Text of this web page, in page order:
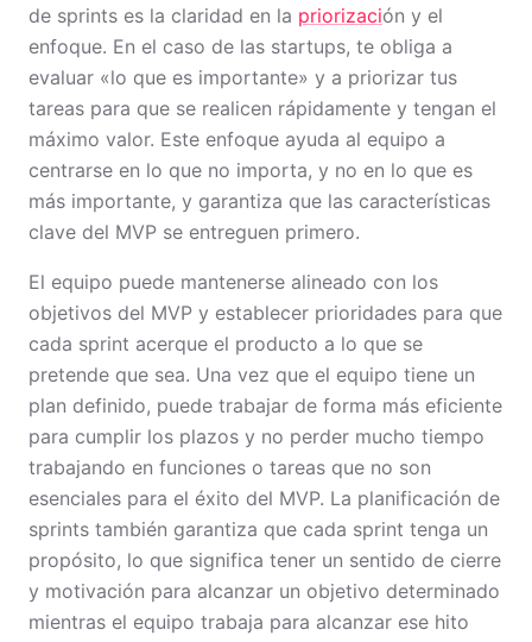
de sprints es la claridad en la priorización y el
enfoque. En el caso de las startups, te obliga a
evaluar «lo que es importante» y a priorizar tus
tareas para que se realicen rápidamente y tengan el
máximo valor. Este enfoque ayuda al equipo a
centrarse en lo que no importa, y no en lo que es
más importante, y garantiza que las características
clave del MVP se entreguen primero.
El equipo puede mantenerse alineado con los
objetivos del MVP y establecer prioridades para que
cada sprint acerque el producto a lo que se
pretende que sea. Una vez que el equipo tiene un
plan definido, puede trabajar de forma más eficiente
para cumplir los plazos y no perder mucho tiempo
trabajando en funciones o tareas que no son
esenciales para el éxito del MVP. La planificación de
sprints también garantiza que cada sprint tenga un
propósito, lo que significa tener un sentido de cierre
y motivación para alcanzar un objetivo determinado
mientras el equipo trabaja para alcanzar ese hito